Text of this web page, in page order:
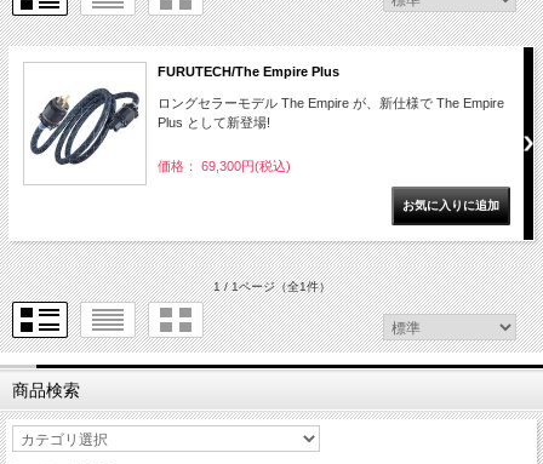
FURUTECH/The Empire Plus
ロングセラーモデル The Empire が、新仕様で The Empire
Plus として新登場!
価格： 69,300円(税込)
1 / 1ページ（全1件）
商品検索